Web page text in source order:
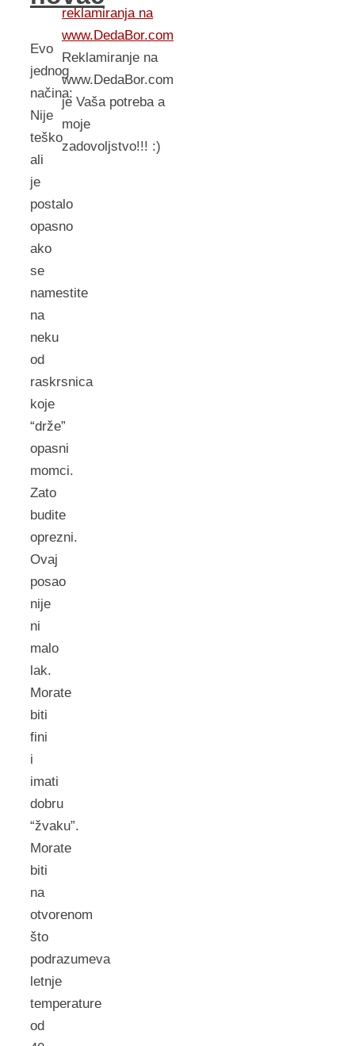
Evo
jednog
načina:
Nije
teško
ali
je
postalo
opasno
ako
se
namestite
na
neku
od
raskrsnica
koje
“drže”
opasni
momci.
Zato
budite
oprezni.
Ovaj
posao
nije
ni
malo
lak.
Morate
biti
fini
i
imati
dobru
“žvaku”.
Morate
biti
na
otvorenom
što
podrazumeva
letnje
temperature
od
reklamiranja na
www.DedaBor.com
Reklamiranje na
www.DedaBor.com
je Vaša potreba a
moje
zadovoljstvo!!! :)